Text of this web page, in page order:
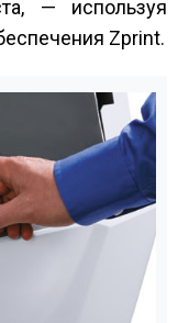
— используя
Zprint.